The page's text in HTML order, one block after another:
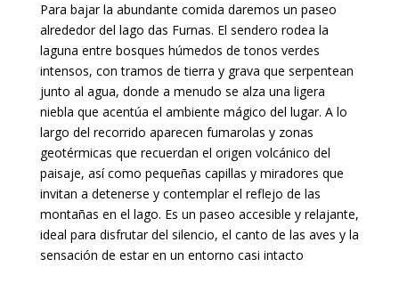
Para bajar la abundante comida daremos un paseo
alrededor del lago das Furnas. El sendero rodea la
laguna entre bosques húmedos de tonos verdes
intensos, con tramos de tierra y grava que serpentean
junto al agua, donde a menudo se alza una ligera
niebla que acentúa el ambiente mágico del lugar. A lo
largo del recorrido aparecen fumarolas y zonas
geotérmicas que recuerdan el origen volcánico del
paisaje, así como pequeñas capillas y miradores que
invitan a detenerse y contemplar el reflejo de las
montañas en el lago. Es un paseo accesible y relajante,
ideal para disfrutar del silencio, el canto de las aves y la
sensación de estar en un entorno casi intacto